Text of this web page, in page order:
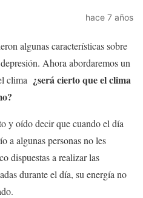
hace 7 años
algunas características sobre
Ahora abordaremos un
clima ¿será cierto que el clima
y oído decir que cuando el día
a algunas personas no les
dispuestas a realizar las
durante el día, su energía no